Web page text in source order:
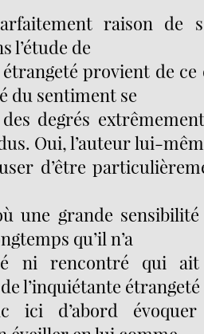
raison de
l’étude de
provient de
du sentiment se
degrés
Oui, l’auteur lui-
d’être
une grande
qu’il n’a
ni rencontré qui
l’inquiétante étrangeté
ici d’abord